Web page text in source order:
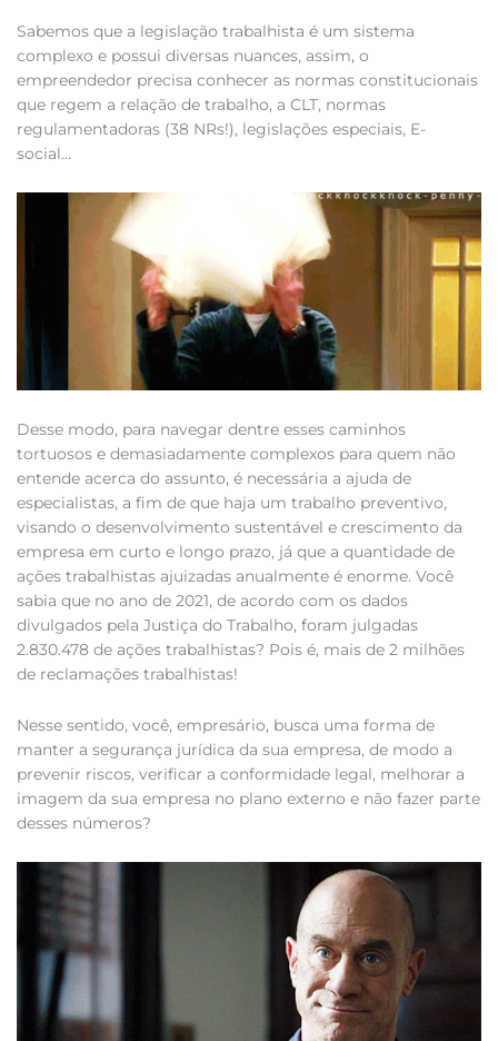
Sabemos que a legislação trabalhista é um sistema
complexo e possui diversas nuances, assim, o
empreendedor precisa conhecer as normas constitucionais
que regem a relação de trabalho, a CLT, normas
regulamentadoras (38 NRs!), legislações especiais, E-
social…
Desse modo, para navegar dentre esses caminhos
tortuosos e demasiadamente complexos para quem não
entende acerca do assunto, é necessária a ajuda de
especialistas, a fim de que haja um trabalho preventivo,
visando o desenvolvimento sustentável e crescimento da
empresa em curto e longo prazo, já que a quantidade de
ações trabalhistas ajuizadas anualmente é enorme. Você
sabia que no ano de 2021, de acordo com os dados
divulgados pela Justiça do Trabalho, foram julgadas
2.830.478 de ações trabalhistas? Pois é, mais de 2 milhões
de reclamações trabalhistas!
Nesse sentido, você, empresário, busca uma forma de
manter a segurança jurídica da sua empresa, de modo a
prevenir riscos, verificar a conformidade legal, melhorar a
imagem da sua empresa no plano externo e não fazer parte
desses números?